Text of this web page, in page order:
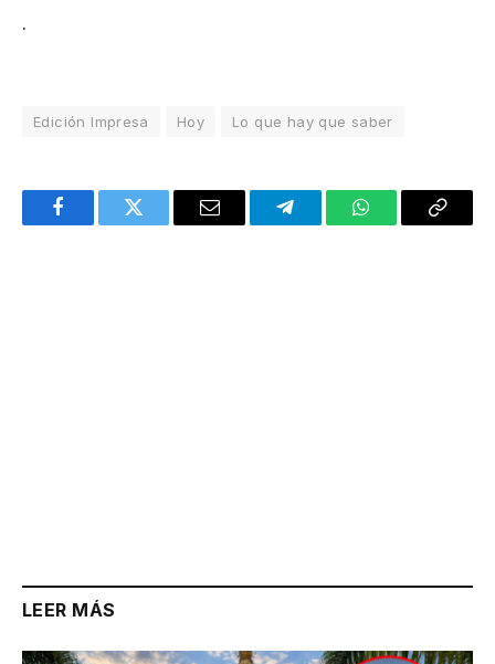
.
Edición Impresa Hoy Lo que hay que saber
FacebookTwitter Email TelegramWhatsAppCopy
LEER MÁS